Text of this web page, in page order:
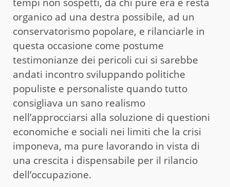
organico ad una destra possibile, ad un
conservatorismo popolare, e rilanciarle in
questa occasione come postume
testimonianze dei pericoli cui si sarebbe
andati incontro sviluppando politiche
populiste e personaliste quando tutto
consigliava un sano realismo
nell’approcciarsi alla soluzione di questioni
economiche e sociali nei limiti che la crisi
imponeva, ma pure lavorando in vista di
una crescita i dispensabile per il rilancio
dell’occupazione.